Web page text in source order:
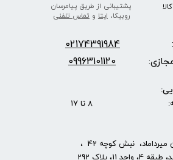
پشتیبانی از طریق پیامرسان
روبیکا، ایتا و تماس تلفنی
کالا ​​​​​​​
تماس: 02174391984
09963101120
8 تا 17
نبش کوچه 42 ،
11، پلاک 292